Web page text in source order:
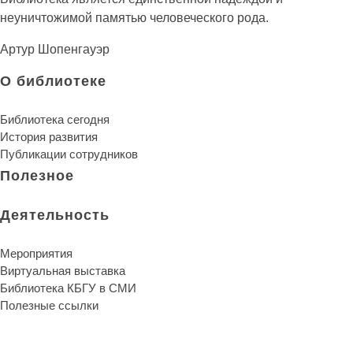
неуничтожимой памятью человеческого рода.
Артур Шопенгауэр
О библиотеке
Библиотека сегодня
История развития
Публикации сотрудников
Полезное
Деятельность
Мероприятия
Виртуальная выставка
Библиотека КБГУ в СМИ
Полезные ссылки